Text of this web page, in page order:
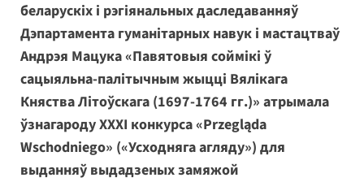
беларускіх і рэгіянальных даследаванняў
Дэпартамента гуманітарных навук і мастацтваў
Андрэя Мацука «Павятовыя соймікі ў
сацыяльна-палітычным жыцці Вялікага
Княства Літоўскага (1697-1764 гг.)» атрымала
ўзнагароду XXXI конкурса «Przegląda
Wschodniego» («Усходняга агляду») для
выданняў выдадзеных замяжой